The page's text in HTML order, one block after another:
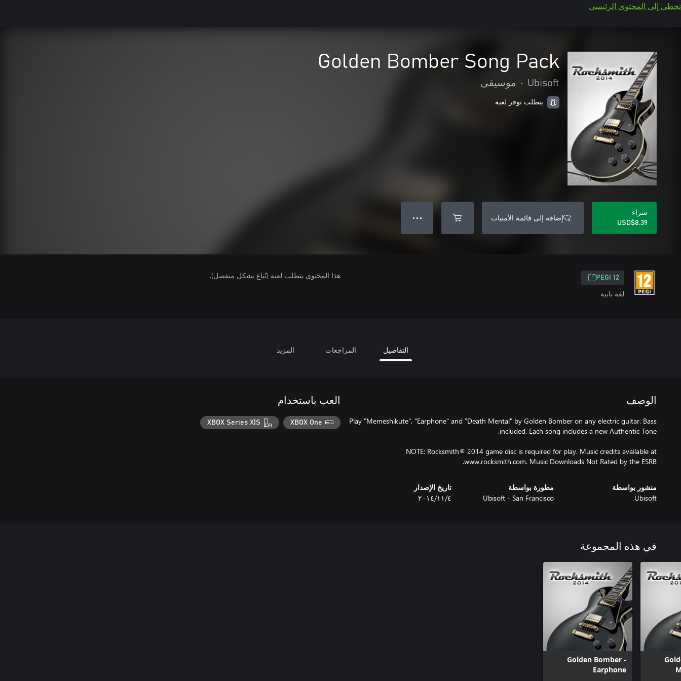
تخطي إلى المحتوى الرئيسي
Golden Bomber Song Pack
Ubisoft
• موسيقى
يتطلب توفر لعبة
شراء
USD$8.39
إضافة إلى قائمة الأمنيات ● ● ●
PEGI 12
لغة نابية
هذا المحتوى يتطلب لعبة (تُباع بشكل منفصل).
التفاصيل المراجعات المزيد
الوصف
Play "Memeshikute", "Earphone" and "Death Mental" by Golden Bomber on any electric guitar. Bass
NOTE: Rocksmith® 2014 game disc is required for play. Music credits available at
www.rocksmith.com. Music Downloads Not Rated by the ESRB.
منشور بواسطة
Ubisoft
مطورة بواسطة
Ubisoft - San Francisco
تاريخ الإصدار
٤‏/١١‏/٢٠١٤
العب باستخدام
XBOX One
XBOX Series X|S
في هذه المجموعة
Golden Bomber -
Earphone